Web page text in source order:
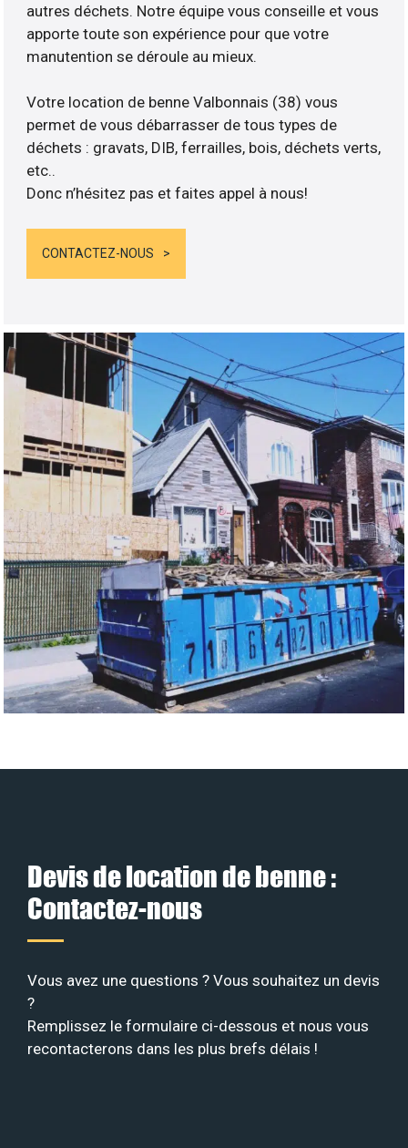
autres déchets. Notre équipe vous conseille et vous
apporte toute son expérience pour que votre
manutention se déroule au mieux.
Votre location de benne Valbonnais (38) vous
permet de vous débarrasser de tous types de
déchets : gravats, DIB, ferrailles, bois, déchets verts,
etc..
Donc n’hésitez pas et faites appel à nous!
CONTACTEZ-NOUS
Devis de location de benne :
Contactez-nous
Vous avez une questions ? Vous souhaitez un devis
?
Remplissez le formulaire ci-dessous et nous vous
recontacterons dans les plus brefs délais !